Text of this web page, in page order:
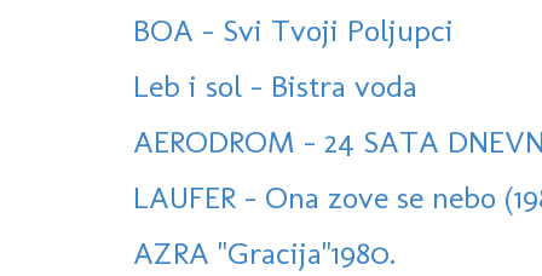
BOA - Svi Tvoji Poljupci
Leb i sol - Bistra voda
AERODROM - 24 SATA
LAUFER - Ona zove se nebo
AZRA "Gracija"1980.